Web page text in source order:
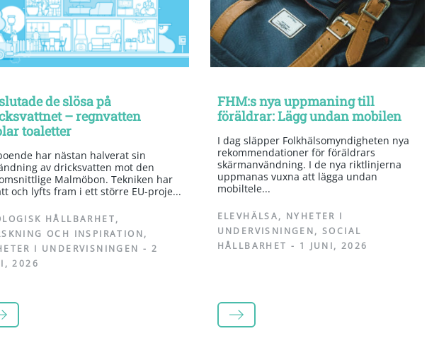
de slösa på
– regnvatten
toaletter
har nästan halverat sin
av dricksvatten mot den
Malmöbon. Tekniken har
och lyfts fram i ett större EU-proje...
HÅLLBARHET,
OCH INSPIRATION,
I UNDERVISNINGEN - 2
2026
MER
FHM:s nya uppmaning till
föräldrar: Lägg undan mobilen
I dag släpper Folkhälsomyndigheten nya
rekommendationer för föräldrars
skärmanvändning. I de nya riktlinjerna
uppmanas vuxna att lägga undan
mobiltele...
ELEVHÄLSA, NYHETER I
UNDERVISNINGEN, SOCIAL
HÅLLBARHET - 1 JUNI, 2026
LÄS MER